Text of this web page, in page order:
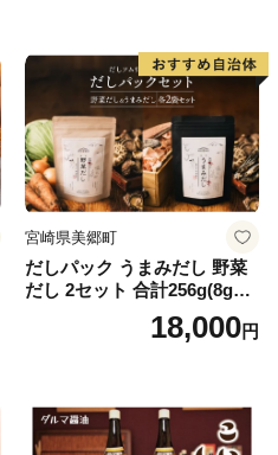
ブ】
宮崎県美郷町
だしパック うまみだし 野菜
だし 2セット 合計256g(8g×8
パック×2種×2セット) [岡田商
店 宮崎県 美郷町 31ac0069]
18,000円